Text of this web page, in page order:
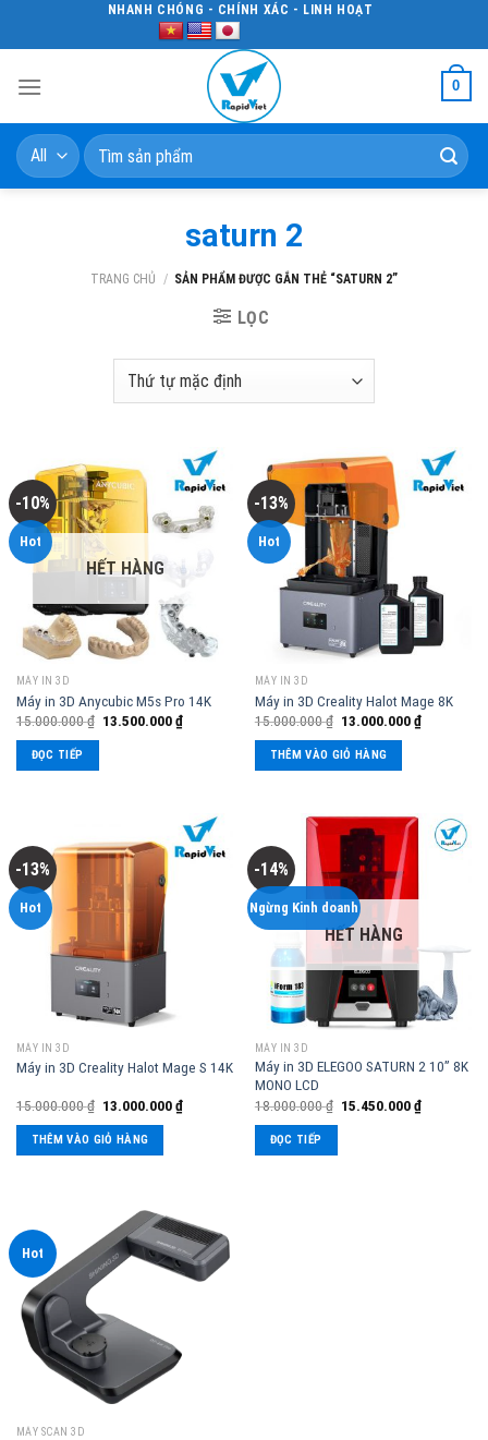
NHANH CHÓNG - CHÍNH XÁC - LINH HOẠT
0
Tìm
kiếm:
saturn 2
TRANG CHỦ / SẢN PHẨM ĐƯỢC GẮN THẺ “SATURN 2”
LỌC
-10%
Hot
HẾT HÀNG
MÁY IN 3D
Máy in 3D Anycubic M5s Pro 14K
15.000.000₫ 13.500.000₫
ĐỌC TIẾP
-13%
Hot
MÁY IN 3D
Máy in 3D Creality Halot Mage 8K
15.000.000₫ 13.000.000₫
THÊM VÀO GIỎ HÀNG
-13%
Hot
MÁY IN 3D
Máy in 3D Creality Halot Mage S 14K
15.000.000₫ 13.000.000₫
THÊM VÀO GIỎ HÀNG
-14%
Ngừng Kinh doanh
HẾT HÀNG
MÁY IN 3D
Máy in 3D ELEGOO SATURN 2 10” 8K
MONO LCD
18.000.000₫ 15.450.000₫
ĐỌC TIẾP
Hot
MÁY SCAN 3D